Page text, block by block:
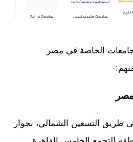
الخاصة في مصر
طريق التسعين الشمالي، بجوار